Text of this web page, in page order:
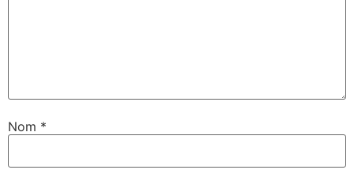
Nom *